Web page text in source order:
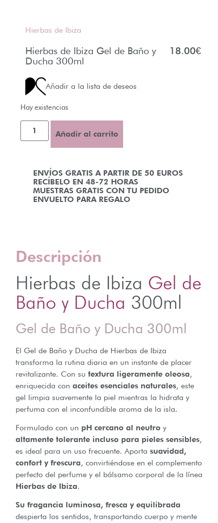
Hierbas de Ibiza
Hierbas de Ibiza Gel de Baño y
Ducha 300ml
18.00€
Añadir a la lista de deseos
ENVÍOS GRATIS A PARTIR DE 50 EUROS
RECÍBELO EN 48-72 HORAS
MUESTRAS GRATIS CON TU PEDIDO
ENVUELTO PARA REGALO
Hay existencias
Añadir al carrito
Descripción
Hierbas de Ibiza Gel de
Baño y Ducha 300ml
Gel de Baño y Ducha 300ml
El Gel de Baño y Ducha de Hierbas de Ibiza
transforma la rutina diaria en un instante de placer
revitalizante. Con su textura ligeramente oleosa,
enriquecida con aceites esenciales naturales, este
gel limpia suavemente la piel mientras la hidrata y
perfuma con el inconfundible aroma de la isla.
Formulado con un pH cercano al neutro y
altamente tolerante incluso para pieles sensibles,
es ideal para un uso frecuente. Aporta suavidad,
confort y frescura, convirtiéndose en el complemento
perfecto del perfume y el bálsamo corporal de la línea
Hierbas de Ibiza.
Su fragancia luminosa, fresca y equilibrada
despierta los sentidos, transportando cuerpo y mente